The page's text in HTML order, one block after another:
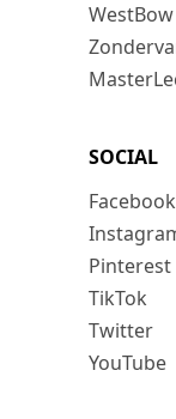
SOCIAL
Facebook
Pinterest
TikTok
Twitter
YouTube